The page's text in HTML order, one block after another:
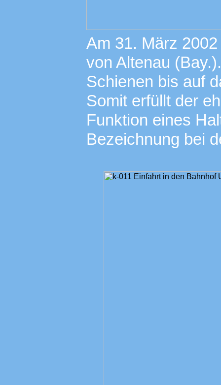
Am 31. März
von Altenau
Schienen bis auf
Somit erfüllt der
Funktion eines
Bezeichnung bei